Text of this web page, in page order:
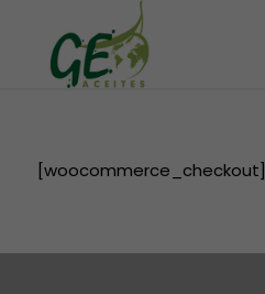
[woocommerce_checkout]